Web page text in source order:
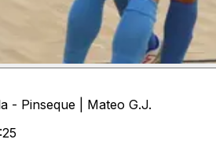
- Pinseque | Mateo G.J.